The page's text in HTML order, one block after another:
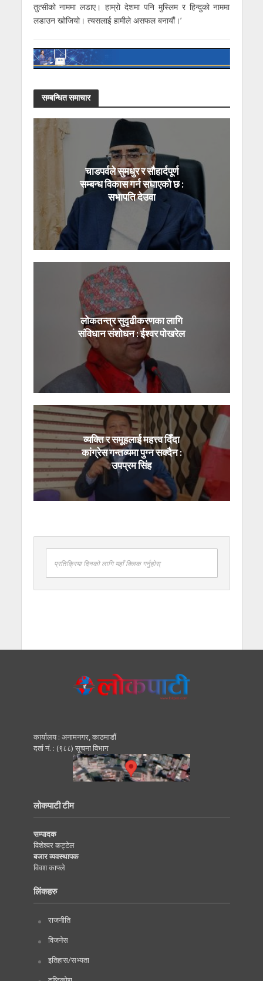
तुत्सीको नाममा लडाए। हाम्रो देशमा पनि मुस्लिम र हिन्दुको नाममा
लडाउन खोजियो। त्यसलाई हामीले असफल बनायौं।’
सम्बन्धित समाचार
चाडपर्वले सुमधुर र सौहार्दपूर्ण
सम्बन्ध विकास गर्न सघाएको छ :
सभापति देउवा
लोकतन्त्र सुदृढीकरणका लागि
संविधान संशोधन : ईश्वर पोखरेल
व्यक्ति र समूहलाई महत्त्व दिँदा
कांग्रेस गन्तव्यमा पुग्न सक्दैन :
उपप्रम सिंह
प्रतिक्रिया दिनको लागि यहाँ क्लिक गर्नुहोस्
कार्यालय : अनामनगर, काठमाडाैं
दर्ता नं. : (९८८) सूचना विभाग
लोकपाटी टीम
सम्पादक
विशेश्वर कट्टेल
बजार व्यवस्थापक
विवश काफ्ले
लिंकहरु
राजनीति
विजनेस
इतिहास/सभ्यता